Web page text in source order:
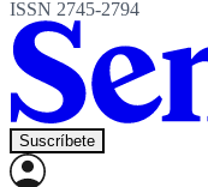
ISSN 2745-2794
Suscríbete